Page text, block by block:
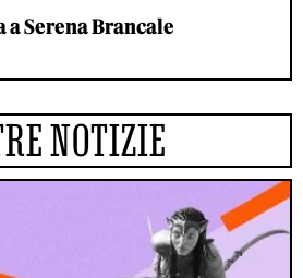
Serena Brancale
NOTIZIE